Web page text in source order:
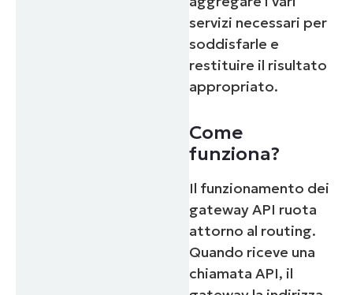
servizi necessari per
soddisfarle e
restituire il risultato
appropriato.
Come
funziona?
Il funzionamento dei
gateway API ruota
attorno al routing.
Quando riceve una
chiamata API, il